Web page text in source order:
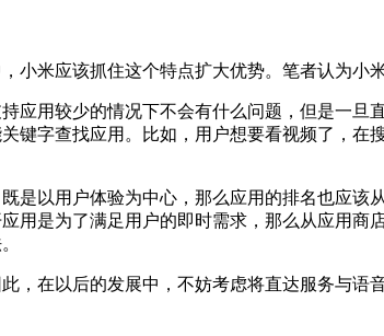
应该抓住这个特点扩大优势。笔者认为小
用较少的情况下不会有什么问题，但是一旦
字查找应用。比如，用户想要看视频了，在
以用户体验为中心，那么应用的排名也应该
用是为了满足用户的即时需求，那么从应用商
在以后的发展中，不妨考虑将直达服务与语